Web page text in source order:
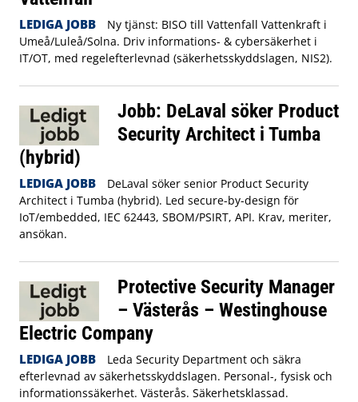
LEDIGA JOBB
Ny tjänst: BISO till Vattenfall Vattenkraft i
Umeå/Luleå/Solna. Driv informations- & cybersäkerhet i
IT/OT, med regelefterlevnad (säkerhetsskyddslagen, NIS2).
Jobb: DeLaval söker Product
Security Architect i Tumba
(hybrid)
LEDIGA JOBB
DeLaval söker senior Product Security
Architect i Tumba (hybrid). Led secure-by-design för
IoT/embedded, IEC 62443, SBOM/PSIRT, API. Krav, meriter,
ansökan.
Protective Security Manager
– Västerås – Westinghouse
Electric Company
LEDIGA JOBB
Leda Security Department och säkra
efterlevnad av säkerhetsskyddslagen. Personal-, fysisk och
informationssäkerhet. Västerås. Säkerhetsklassad.